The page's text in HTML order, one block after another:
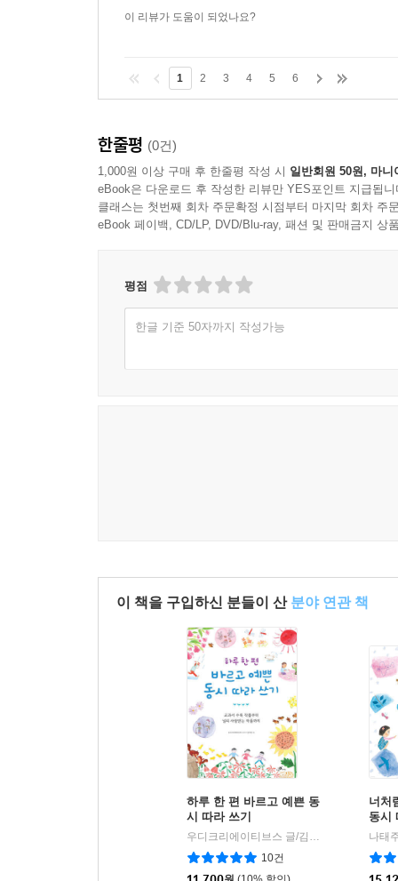
이 리뷰가 도움이 되었나요?
1 2 3 4 5 6
한줄평 (0건)
1,000원 이상 구매 후 한줄평 작성 시 일반회원 50원, 마니
eBook은 다운로드 후 작성한 리뷰만 YES포인트 지급됩니
클래스는 첫번째 회차 주문확정 시점부터 마지막 회차 주
eBook 페이백, CD/LP, DVD/Blu-ray, 패션 및 판매금지 상
평점
한글 기준 50자까지 작성가능
이 책을 구입하신 분들이 산 분야 연관 책
하루 한 편 바르고 예쁜 동
시 따라 쓰기
우디크리에이티브스 글/김미경 그림
하늘
10건
너처
동시
나태